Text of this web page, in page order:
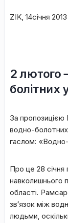
ZIK, 14січня 2013
2 лютого
болітних
За пропозицією
водно-болотних
гаслом: «Водно-
Про це 28
навколишнього
області.
зв’язок між
людьми,